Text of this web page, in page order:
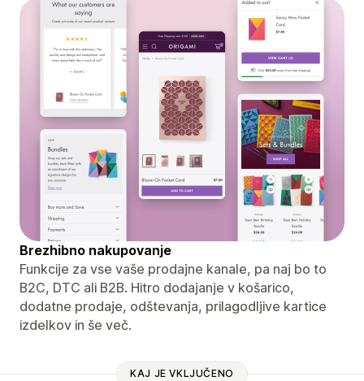
Brezhibno nakupovanje
Funkcije za vse vaše prodajne kanale, pa naj bo to
B2C, DTC ali B2B. Hitro dodajanje v košarico,
dodatne prodaje, odštevanja, prilagodljive kartice
izdelkov in še več.
KAJ JE VKLJUČENO